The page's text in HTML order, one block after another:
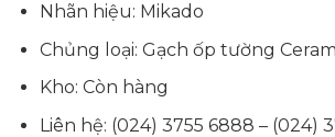
Nhãn hiệu: Mikado
Chủng loại: Gạch ốp tường
Kho: Còn hàng
Liên hệ: (024) 3755 6888 – (024)